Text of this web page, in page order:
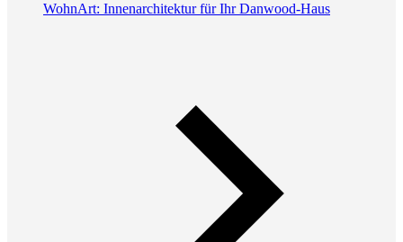
WohnArt: Innenarchitektur für Ihr Danwood-Haus